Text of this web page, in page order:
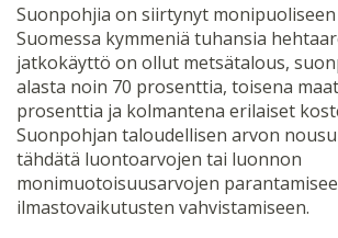
Suonpohjia on siirtynyt
Suomessa kymmeniä tuhansia
jatkokäyttö on ollut metsätalous,
alasta noin 70 prosenttia, toisena
prosenttia ja kolmantena erilaiset
Suonpohjan taloudellisen arvon
tähdätä luontoarvojen tai luonnon
monimuotoisuusarvojen
ilmastovaikutusten vahvistamiseen.